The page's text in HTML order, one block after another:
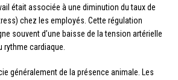
était associée à une diminution du taux de
chez les employés. Cette régulation
souvent d’une baisse de la tension artérielle
rythme cardiaque.
généralement de la présence animale. Les